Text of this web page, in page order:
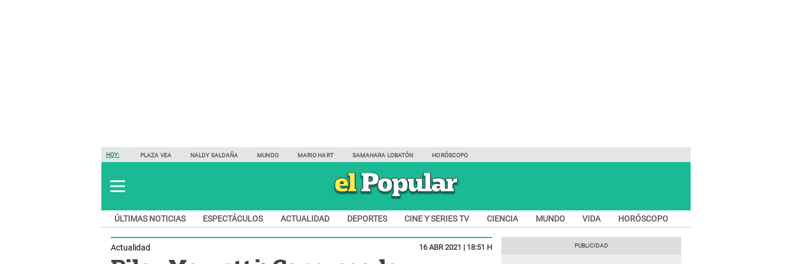
HOY: PLAZA VEA NALDY SALDAÑA MUNDO MARIO HART SAMAHARA LOBATÓN HORÓSCOPO
ÚLTIMAS NOTICIAS ESPECTÁCULOS ACTUALIDAD DEPORTES CINE Y SERIES TV CIENCIA MUNDO VIDA HORÓSCOPO
Actualidad 16 ABR 2021 | 18:51 H